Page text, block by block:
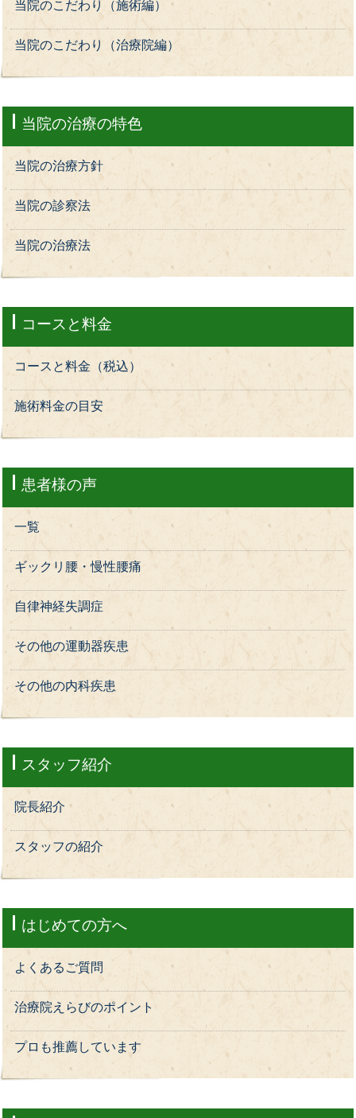
当院のこだわり（施術編）
当院のこだわり（治療院編）
当院の治療の特色
当院の治療方針
当院の診察法
当院の治療法
コースと料金
コースと料金（税込）
施術料金の目安
患者様の声
一覧
ギックリ腰・慢性腰痛
自律神経失調症
その他の運動器疾患
その他の内科疾患
スタッフ紹介
院長紹介
スタッフの紹介
はじめての方へ
よくあるご質問
治療院えらびのポイント
プロも推薦しています